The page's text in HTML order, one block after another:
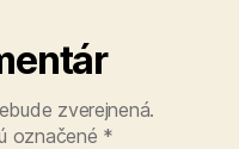
zverejnená.
označené *